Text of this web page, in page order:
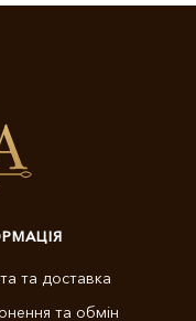
та доставка
та обмін